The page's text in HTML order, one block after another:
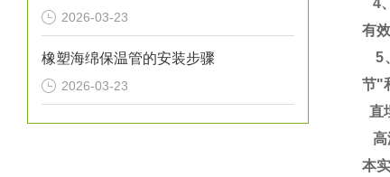
2026-03-23
橡塑海绵保温管的安装步骤
2026-03-23
4
有
5
节"
直
高
本